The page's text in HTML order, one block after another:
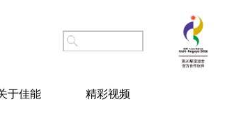
于佳能 精彩视频